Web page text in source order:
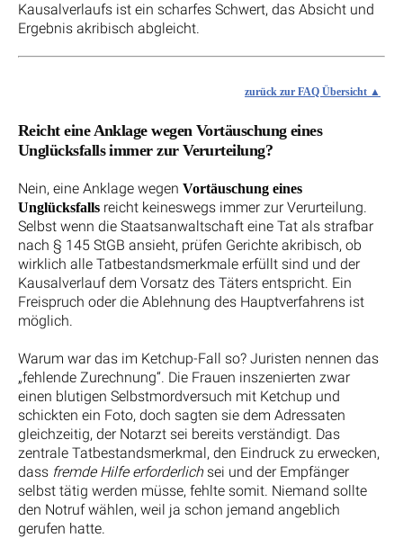
Kausalverlaufs ist ein scharfes Schwert, das Absicht und
Ergebnis akribisch abgleicht.
zurück zur FAQ Übersicht
Reicht eine Anklage wegen Vortäuschung eines
Unglücksfalls immer zur Verurteilung?
Nein, eine Anklage wegen Vortäuschung eines
Unglücksfalls reicht keineswegs immer zur Verurteilung.
Selbst wenn die Staatsanwaltschaft eine Tat als strafbar
nach § 145 StGB ansieht, prüfen Gerichte akribisch, ob
wirklich alle Tatbestandsmerkmale erfüllt sind und der
Kausalverlauf dem Vorsatz des Täters entspricht. Ein
Freispruch oder die Ablehnung des Hauptverfahrens ist
möglich.
Warum war das im Ketchup-Fall so? Juristen nennen das
„fehlende Zurechnung“. Die Frauen inszenierten zwar
einen blutigen Selbstmordversuch mit Ketchup und
schickten ein Foto, doch sagten sie dem Adressaten
gleichzeitig, der Notarzt sei bereits verständigt. Das
zentrale Tatbestandsmerkmal, den Eindruck zu erwecken,
dass fremde Hilfe erforderlichsei und der Empfänger
selbst tätig werden müsse, fehlte somit. Niemand sollte
den Notruf wählen, weil ja schon jemand angeblich
gerufen hatte.